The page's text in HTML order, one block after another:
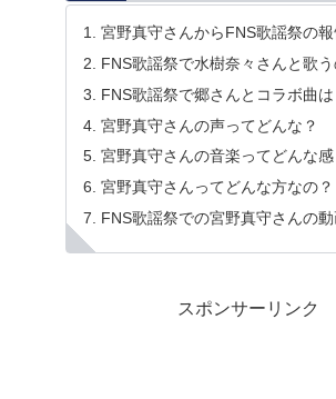
宮野真守さんからFNS歌謡祭の
FNS歌謡祭で水樹奈々さんと歌う
FNS歌謡祭で郷さんとコラボ曲は
宮野真守さんの声ってどんな？
宮野真守さんの音楽ってどんな感
宮野真守さんってどんな方なの？
FNS歌謡祭での宮野真守さんの
スポンサーリンク